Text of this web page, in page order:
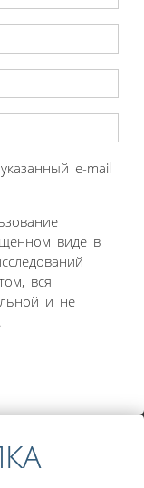
e-mail
виде в
вся
и не